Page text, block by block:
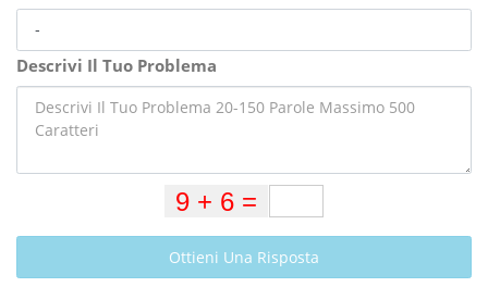
Descrivi Il Tuo Problema
Ottieni Una Risposta